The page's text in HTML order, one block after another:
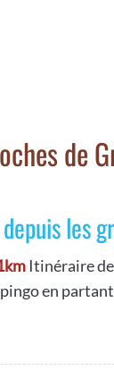
de
les
Itinéraire
en